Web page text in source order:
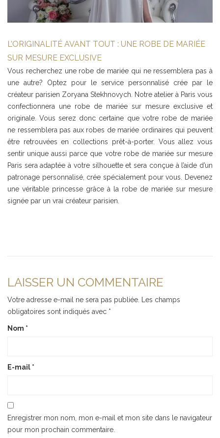
L’ORIGINALITÉ AVANT TOUT : UNE ROBE DE MARIÉE
SUR MESURE EXCLUSIVE
Vous recherchez une robe de mariée qui ne ressemblera pas à
une autre? Optez pour le service personnalisé crée par le
créateur parisien Zoryana Stekhnovych. Notre atelier à Paris vous
confectionnera une robe de mariée sur mesure exclusive et
originale. Vous serez donc certaine que votre robe de mariée
ne ressemblera pas aux robes de mariée ordinaires qui peuvent
être retrouvées en collections prêt-à-porter. Vous allez vous
sentir unique aussi parce que votre robe de mariée sur mesure
Paris sera adaptée à votre silhouette et sera conçue à l’aide d’un
patronage personnalisé, crée spécialement pour vous. Devenez
une véritable princesse grâce à la robe de mariée sur mesure
signée par un vrai créateur parisien.
LAISSER UN COMMENTAIRE
Votre adresse e-mail ne sera pas publiée. Les champs
obligatoires sont indiqués avec *
Nom *
E-mail *
Enregistrer mon nom, mon e-mail et mon site dans le navigateur
pour mon prochain commentaire.